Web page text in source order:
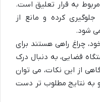
به قرار تعلیق است.
جلوگیری کرده و مانع از
شود.
چراغ راهی هستند برای
قضایی، به دنبال درک
از این نکات، می توان
و به نتایج مطلوب تر دست